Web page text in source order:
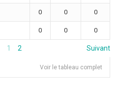
0 0 0
0 0 0
1 2 Suivant
Voir le tableau complet